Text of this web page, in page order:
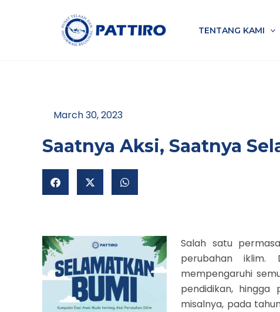
TENTANG KAMI
March 30, 2023
Saatnya Aksi, Saatnya
Salah satu
perubahan
mempengaruhi
pendidikan, hingga
misalnya, pada